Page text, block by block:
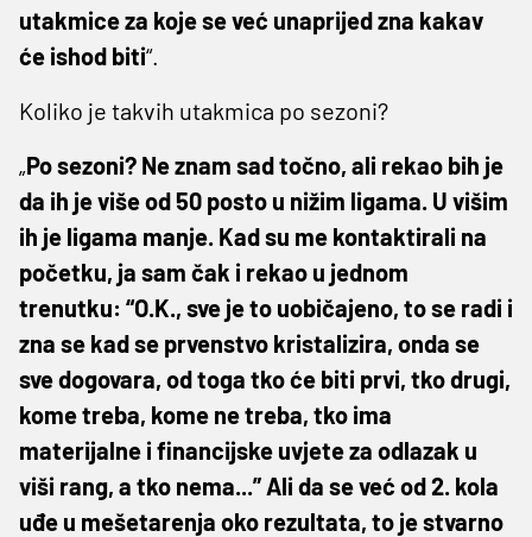
utakmice za koje se već unaprijed zna kakav
će ishod biti“.
Koliko je takvih utakmica po sezoni?
„Po sezoni? Ne znam sad točno, ali rekao bih je
da ih je više od 50 posto u nižim ligama. U višim
ih je ligama manje. Kad su me kontaktirali na
početku, ja sam čak i rekao u jednom
trenutku: “O.K., sve je to uobičajeno, to se radi i
zna se kad se prvenstvo kristalizira, onda se
sve dogovara, od toga tko će biti prvi, tko drugi,
kome treba, kome ne treba, tko ima
materijalne i financijske uvjete za odlazak u
viši rang, a tko nema...” Ali da se već od 2. kola
uđe u mešetarenja oko rezultata, to je stvarno